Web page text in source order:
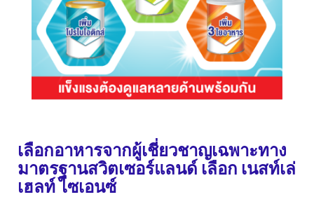
เลือกอาหารจากผู้เชี่ยวชาญเฉพาะทาง
มาตรฐานสวิตเซอร์แลนด์ เลือก เนสท์เล่
เฮลท์ ไซเอนซ์